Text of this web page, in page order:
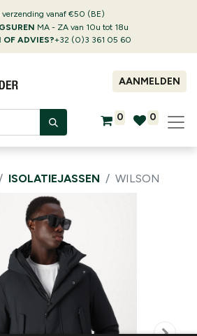
verzending vanaf €50 (BE)
MA - ZA van 10u tot 18u
OF ADVIES?+32 (0)3 361 05 60
AANMELDEN
0 0
ISOLATIEJASSEN WILSON